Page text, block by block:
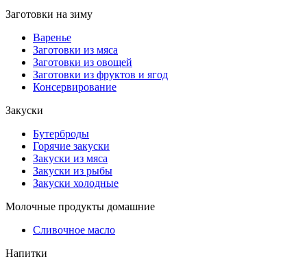
Заготовки на зиму
Варенье
Заготовки из мяса
Заготовки из овощей
Заготовки из фруктов и ягод
Консервирование
Закуски
Бутерброды
Горячие закуски
Закуски из мяса
Закуски из рыбы
Закуски холодные
Молочные продукты домашние
Сливочное масло
Напитки